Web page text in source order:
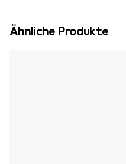
Ähnliche Produkte